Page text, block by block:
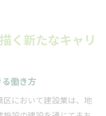
く新たなキャリ
働き方
において建設業は、地